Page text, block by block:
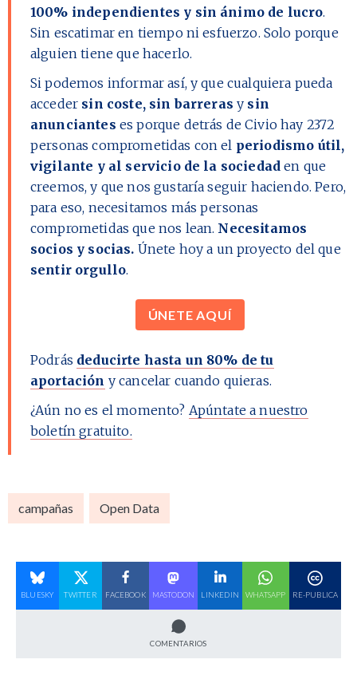
100% independientes y sin ánimo de lucro.
Sin escatimar en tiempo ni esfuerzo. Solo porque
alguien tiene que hacerlo.
Si podemos informar así, y que cualquiera pueda
acceder sin coste, sin barreras y sin
anunciantes es porque detrás de Civio hay 2372
personas comprometidas con el periodismo útil,
vigilante y al servicio de la sociedad en que
creemos, y que nos gustaría seguir haciendo. Pero,
para eso, necesitamos más personas
comprometidas que nos lean. Necesitamos
socios y socias. Únete hoy a un proyecto del que
sentir orgullo.
ÚNETE AQUÍ
Podrás deducirte hasta un 80% de tu
aportación y cancelar cuando quieras.
¿Aún no es el momento? Apúntate a nuestro
boletín gratuito.
campañas Open Data
BLUESKY TWITTER FACEBOOK MASTODON LINKEDIN WHATSAPP RE-PUBLICA
COMENTARIOS